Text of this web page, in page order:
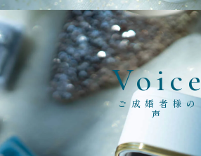
Voice
ご成婚者様の
声